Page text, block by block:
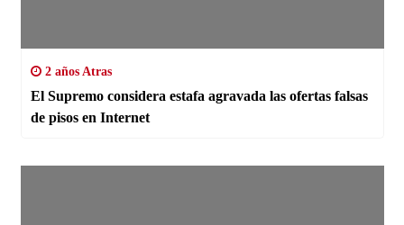
2 años Atras
El Supremo considera estafa agravada las ofertas falsas
de pisos en Internet